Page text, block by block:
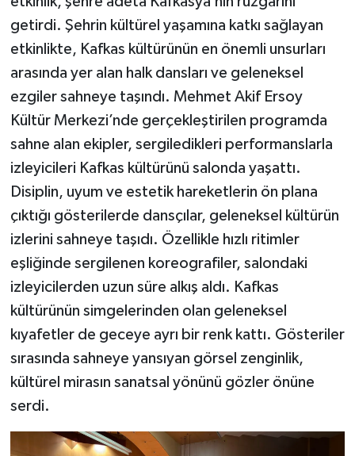
getirdi. Şehrin kültürel yaşamına katkı sağlayan
etkinlikte, Kafkas kültürünün en önemli unsurları
arasında yer alan halk dansları ve geleneksel
ezgiler sahneye taşındı. Mehmet Akif Ersoy
Kültür Merkezi’nde gerçekleştirilen programda
sahne alan ekipler, sergiledikleri performanslarla
izleyicileri Kafkas kültürünü salonda yaşattı.
Disiplin, uyum ve estetik hareketlerin ön plana
çıktığı gösterilerde dansçılar, geleneksel kültürün
izlerini sahneye taşıdı. Özellikle hızlı ritimler
eşliğinde sergilenen koreografiler, salondaki
izleyicilerden uzun süre alkış aldı. Kafkas
kültürünün simgelerinden olan geleneksel
kıyafetler de geceye ayrı bir renk kattı. Gösteriler
sırasında sahneye yansıyan görsel zenginlik,
kültürel mirasın sanatsal yönünü gözler önüne
serdi.